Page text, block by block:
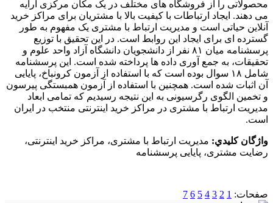
محصولاتی را از فروشگاه های مختلف در یک مکان مرکزی ارایه
می دهند. ایجاد ارتباطات با کیفیت بالا با مشتریان برای مراکز خرید
آنلاین حیاتی است و مدیریت ارتباط با مشتری یک مفهوم به طور
گسترده ای برای ایجاد این روابط است. در این تحقیق با توزیع
پرسشنامه میان ۸۱ نفر از دانشجویان دانشگاه آزاد واحد علوم و
تحقیقات، به جمع آوری داده ها پرداخته شده است. این پرسشنامه
شامل ۱۸ سوال بوده است که با استفاده از آزمون کرونباخ، پایایی
آن اثبات شده است. همچنین با استفاده از آزمون همبستگی پیرسون
و تخمین الگوی رگرسیونی به این نتیجه رسیدیم که تمامی ابعاد
مدیریت ارتباط با مشتری در مراکز خرید اینترنتی منتخب در ایران
است.
واژگان كليدي: مدیریت ارتباط با مشتری، مراکز خرید اینترنتی،
رضایت مشتری، پایایی پرسشنامه
صفحات: 1
2
3
4
5
6
7